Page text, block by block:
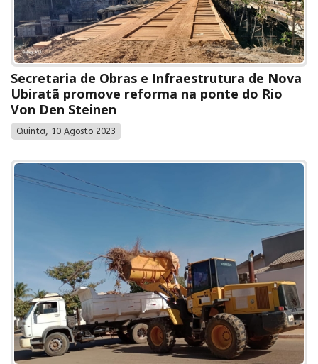
Secretaria de Obras e Infraestrutura de Nova
Ubiratã promove reforma na ponte do Rio
Von Den Steinen
Quinta, 10 Agosto 2023